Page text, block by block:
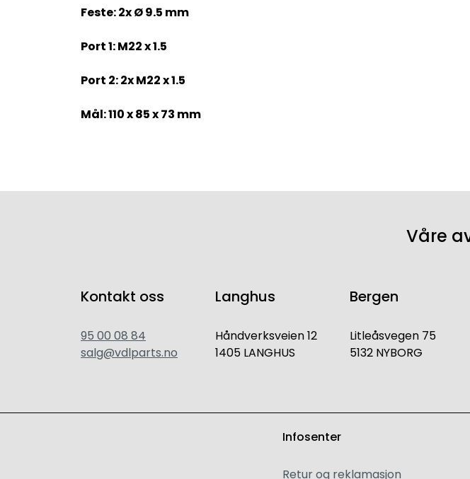
Feste: 2x Ø 9.5 mm
Port 1: M22 x 1.5
Port 2: 2x M22 x 1.5
Mål: 110 x 85 x 73 mm
Våre
Kontakt oss
95 00 08 84
salg@vdlparts.no
Langhus
Håndverksveien 12
1405 LANGHUS
Bergen
Litleåsvegen 75
5132 NYBORG
Infosenter
Retur og reklamasjon